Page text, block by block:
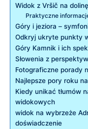
Widok ​z Vršič na dolinę
Praktyczne
Góry i jeziora –
Odkryj ukryte punkty
Góry Kamnik⁣ i ich
Słowenia z
Fotograficzne porady
Najlepsze ⁢pory⁤ roku
Kiedy unikać tłumów
⁣widokowych
widok na wybrzeże
doświadczenie